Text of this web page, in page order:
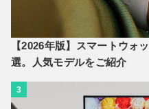
【2026年版】スマートウォ
選。人気モデルをご紹介
3